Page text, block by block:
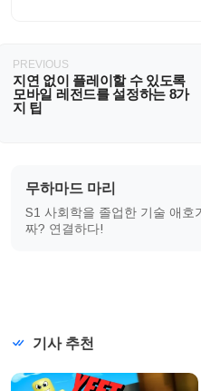
PREVIOUS
지연 없이 플레이할 수 있도록
모바일 레전드를 설정하는 8가
지 팁
무하마드 마리
S1 사회학을 졸업한 기술 애호
짜? 연결하다!
기사 추천